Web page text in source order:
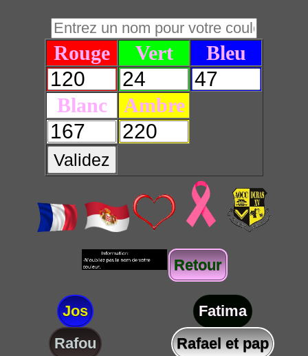
Rouge Vert Bleu
Blanc Ambre
Validez
Retour
Jos
Fatima
Rafou
Rafael et pap